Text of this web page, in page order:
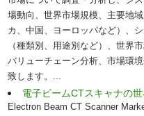
場動向、世界市場規模、主要地
カ、中国、ヨーロッパなど）、
（種類別、用途別など）、世界
バリューチェーン分析、市場環
致します。...
電子ビームCTスキャナの
Electron Beam CT Scanner